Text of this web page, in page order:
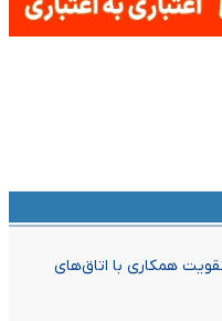
همکاری با اتاق‌های